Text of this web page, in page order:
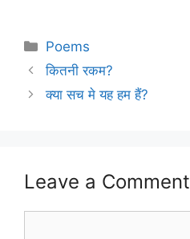
Categories
Poems
कितनी रकम?
क्या सच मे यह हम हैं?
Leave a Comment